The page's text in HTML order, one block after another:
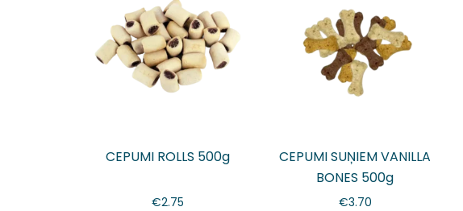
CEPUMI ROLLS 500g
€2.75
CEPUMI SUŅIEM VANILLA
BONES 500g
€3.70